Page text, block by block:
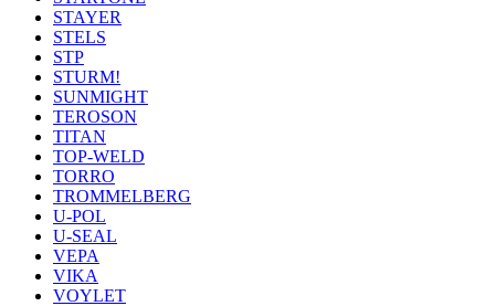
STAYER
STELS
STP
STURM!
SUNMIGHT
TEROSON
TITAN
TOP-WELD
TORRO
TROMMELBERG
U-POL
U-SEAL
VEPA
VIKA
VOYLET